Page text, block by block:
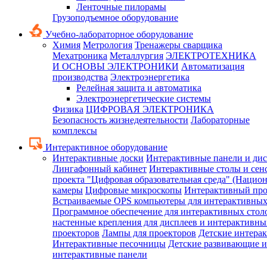
Ленточные пилорамы
Грузоподъемное оборудование
Учебно-лабораторное оборудование
Химия Метрология Тренажеры сварщика
Мехатроника Металлургия ЭЛЕКТРОТЕХНИКА
И ОСНОВЫ ЭЛЕКТРОНИКИ Автоматизация
производства Электроэнергетика
Релейная защита и автоматика
Электроэнергетические системы
Физика ЦИФРОВАЯ ЭЛЕКТРОНИКА
Безопасность жизнедеятельности Лабораторные
комплексы
Интерактивное оборудование
Интерактивные доски Интерактивные панели и
Лингафонный кабинет Интерактивные столы и
проекта "Цифровая образовательная среда"
камеры Цифровые микроскопы Интерактивный
Встраиваемые OPS компьютеры для
Программное обеспечение для интерактивных
настенные крепления для дисплеев и
проекторов Лампы для проекторов Детские
Интерактивные песочницы Детские развивающие
интерактивные панели